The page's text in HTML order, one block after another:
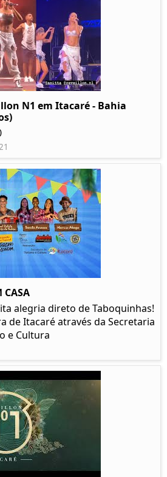
N1 em Itacaré - Bahia
CASA
alegria direto de Taboquinhas!
de Itacaré através da Secretaria
e Cultura